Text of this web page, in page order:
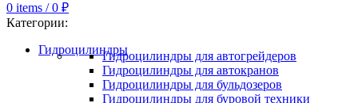
0 items / 0 ₽
Категории:
ГидроцилиндрыГидроцилиндры для автогрейдеров
Гидроцилиндры для автокранов
Гидроцилиндры для бульдозеров
Гидроцилиндры для буровой техники